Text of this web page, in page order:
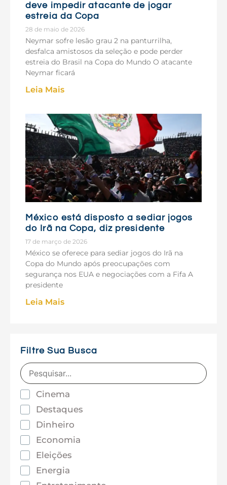
deve impedir atacante de jogar
estreia da Copa
28 de maio de 2026
Neymar sofre lesão grau 2 na panturrilha,
desfalca amistosos da seleção e pode perder
estreia do Brasil na Copa do Mundo O atacante
Neymar ficará
Leia Mais
México está disposto a sediar jogos
do Irã na Copa, diz presidente
17 de março de 2026
México se oferece para sediar jogos do Irã na
Copa do Mundo após preocupações com
segurança nos EUA e negociações com a Fifa A
presidente
Leia Mais
Filtre Sua Busca
Cinema
Destaques
Dinheiro
Economia
Eleições
Energia